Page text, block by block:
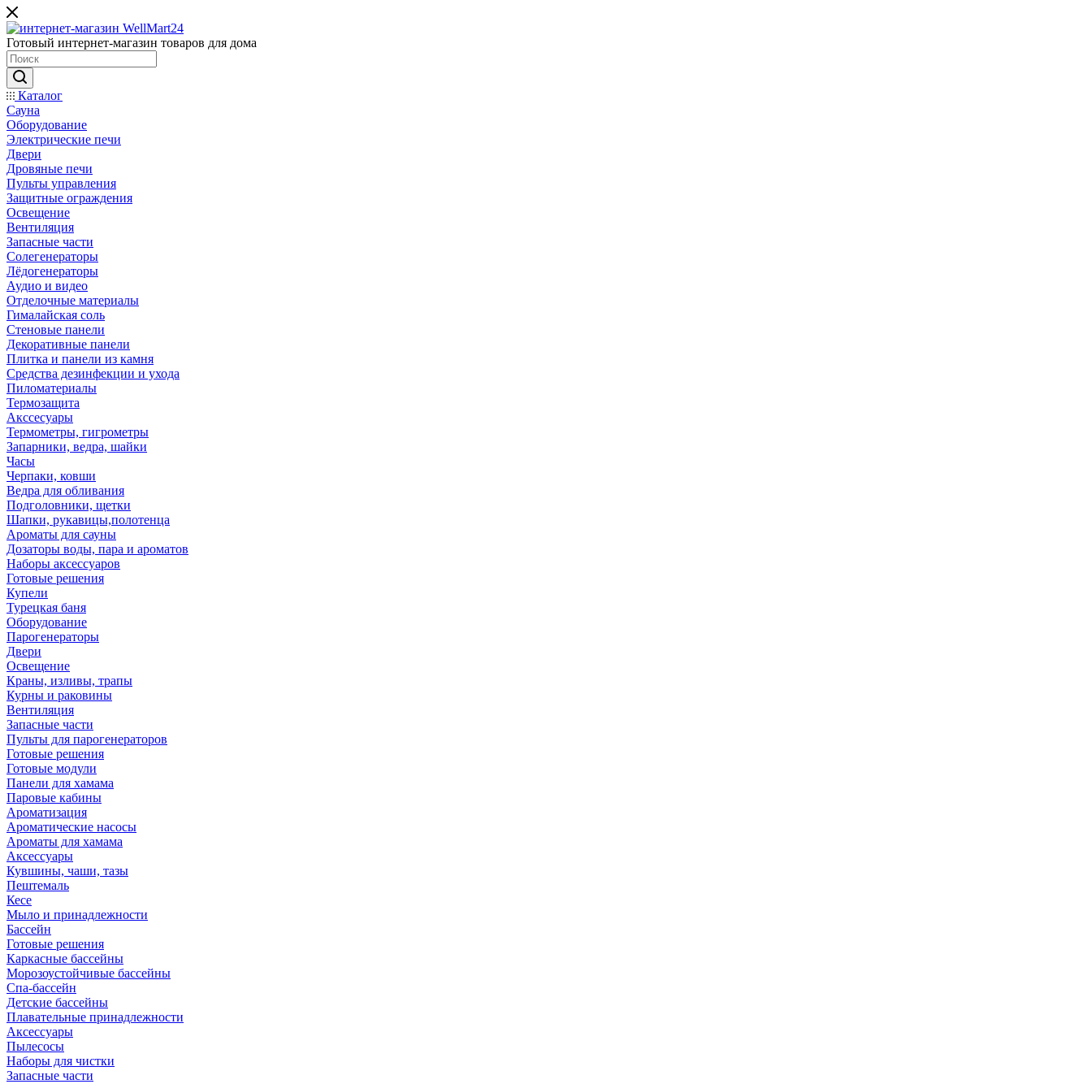
Готовый интернет-магазин товаров для дома
Каталог
Сауна
Оборудование
Электрические печи
Двери
Дровяные печи
Пульты управления
Защитные ограждения
Освещение
Вентиляция
Запасные части
Солегенераторы
Лёдогенераторы
Аудио и видео
Отделочные материалы
Гималайская соль
Стеновые панели
Декоративные панели
Плитка и панели из камня
Средства дезинфекции и ухода
Пиломатериалы
Термозащита
Аксcесуары
Термометры, гигрометры
Запарники, ведра, шайки
Часы
Черпаки, ковши
Ведра для обливания
Подголовники, щетки
Шапки, рукавицы,полотенца
Ароматы для сауны
Дозаторы воды, пара и ароматов
Наборы аксессуаров
Готовые решения
Купели
Турецкая баня
Оборудование
Парогенераторы
Двери
Освещение
Краны, изливы, трапы
Курны и раковины
Вентиляция
Запасные части
Пульты для парогенераторов
Готовые решения
Готовые модули
Панели для хамама
Паровые кабины
Ароматизация
Ароматические насосы
Ароматы для хамама
Аксессуары
Кувшины, чаши, тазы
Пештемаль
Кесе
Мыло и принадлежности
Бассейн
Готовые решения
Каркасные бассейны
Морозоустойчивые бассейны
Спа-бассейн
Детские бассейны
Плавательные принадлежности
Аксессуары
Пылесосы
Наборы для чистки
Запасные части